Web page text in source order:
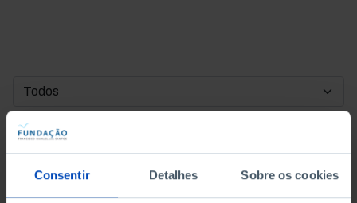
Consentir Detalhes Sobre os cookies
DATA DE INÍCIO
DATA DE FIM